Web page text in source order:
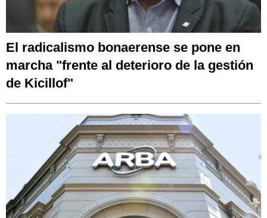
El radicalismo bonaerense se pone en
marcha "frente al deterioro de la gestión
de Kicillof"